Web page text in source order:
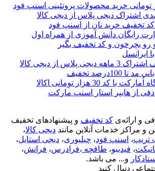
رایگان دانش آموزی از همراه اول
رو بچرخون و کد تخفیف بگیر
ایرانسل
تخفیف
کد 30 هزار تومانی اکالا
از هایپر استار اسنپ مارکت
و ارائه‌ی کد تخفیف و پیشنهادهای تخفیف
و مراکز خدمات آنلاین مانند دیجی کالا،
تریپ، اسنپ فود، چیلیوری، دیجی استایل،
، فیدیبو، طاقچه ،فرادرس، فرانش،
و... می باشد.
دنبال کنید